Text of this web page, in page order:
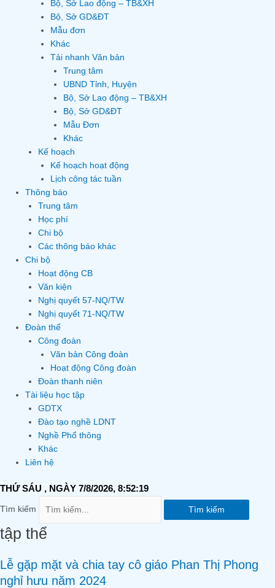
Bộ, Sở Lao động – TB&XH
Bộ, Sở GD&ĐT
Mẫu đơn
Khác
Tải nhanh Văn bản
Trung tâm
UBND Tỉnh, Huyện
Bộ, Sở Lao động – TB&XH
Bộ, Sở GD&ĐT
Mẫu Đơn
Khác
Kế hoạch
Kế hoạch hoạt động
Lịch công tác tuần
Thông báo
Trung tâm
Học phí
Chi bộ
Các thông báo khác
Chi bộ
Hoạt động CB
Văn kiện
Nghị quyết 57-NQ/TW
Nghị quyết 71-NQ/TW
Đoàn thể
Công đoàn
Văn bản Công đoàn
Hoạt động Công đoàn
Đoàn thanh niên
Tài liệu học tập
GDTX
Đào tạo nghề LDNT
Nghề Phổ thông
Khác
Liên hệ
THỨ SÁU , NGÀY 7/8/2026, 8:52:19
Tìm kiếm Tìm kiếm
tập thể
Lễ gặp mặt và chia tay cô giáo Phan Thị Phong
nghỉ hưu năm 2024